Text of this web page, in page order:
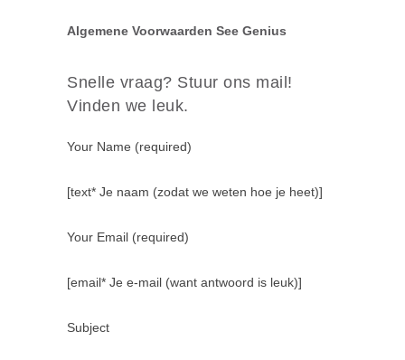
Algemene Voorwaarden See Genius
Snelle vraag? Stuur ons mail!
Vinden we leuk.
Your Name (required)
[text* Je naam (zodat we weten hoe je heet)]
Your Email (required)
[email* Je e-mail (want antwoord is leuk)]
Subject